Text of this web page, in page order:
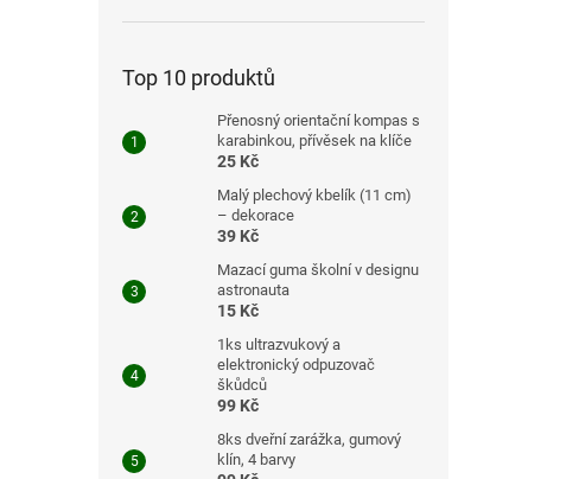
Top 10 produktů
Přenosný orientační kompas s
karabinkou, přívěsek na klíče
25 Kč
Malý plechový kbelík (11 cm)
– dekorace
39 Kč
Mazací guma školní v designu
astronauta
15 Kč
1ks ultrazvukový a
elektronický odpuzovač
škůdců
99 Kč
8ks dveřní zarážka, gumový
klín, 4 barvy